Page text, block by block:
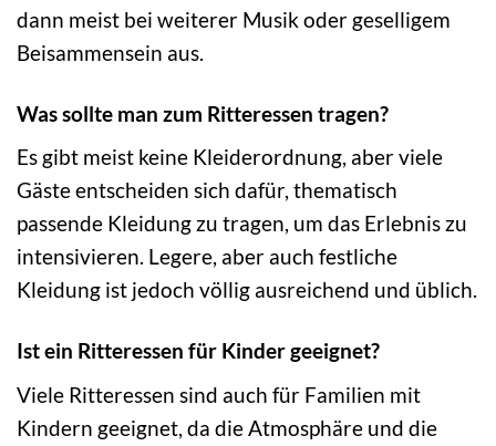
dann meist bei weiterer Musik oder geselligem
Beisammensein aus.
Was sollte man zum Ritteressen tragen?
Es gibt meist keine Kleiderordnung, aber viele
Gäste entscheiden sich dafür, thematisch
passende Kleidung zu tragen, um das Erlebnis zu
intensivieren. Legere, aber auch festliche
Kleidung ist jedoch völlig ausreichend und üblich.
Ist ein Ritteressen für Kinder geeignet?
Viele Ritteressen sind auch für Familien mit
Kindern geeignet, da die Atmosphäre und die